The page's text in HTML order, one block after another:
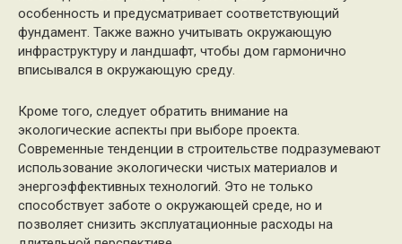
особенность и предусматривает соответствующий
фундамент. Также важно учитывать окружающую
инфраструктуру и ландшафт, чтобы дом гармонично
вписывался в окружающую среду.
Кроме того, следует обратить внимание на
экологические аспекты при выборе проекта.
Современные тенденции в строительстве подразумевают
использование экологически чистых материалов и
энергоэффективных технологий. Это не только
способствует заботе о окружающей среде, но и
позволяет снизить эксплуатационные расходы на